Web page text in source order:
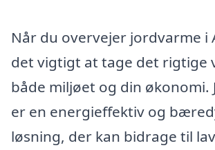
Når du overvejer jordvarme i
det vigtigt at tage det rigtige
både miljøet og din økonomi.
er en energieffektiv og
løsning, der kan bidrage til